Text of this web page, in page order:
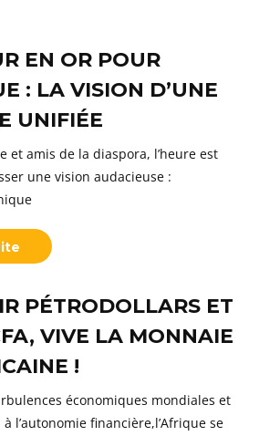
EN OR POUR
: LA VISION D’UNE
UNIFIÉE
et amis de la diaspora, l’heure est
une vision audacieuse :
PÉTRODOLLARS ET
VIVE LA MONNAIE
!
économiques mondiales et
l’autonomie financière,l’Afrique se